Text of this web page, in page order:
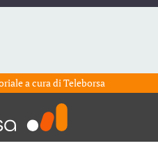
a cura diTeleborsa